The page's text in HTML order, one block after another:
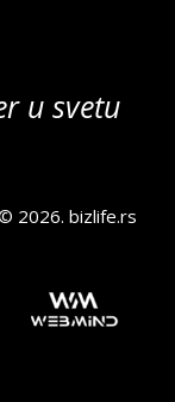
u svetu
2026.bizlife.rs